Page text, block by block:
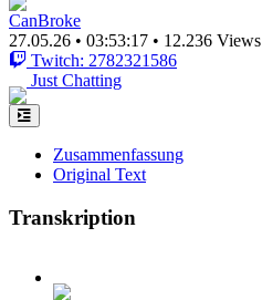
CanBroke
27.05.26 • 03:53:17 • 12.236 Views
Twitch: 2782321586
Just Chatting
Zusammenfassung
Original Text
Transkription